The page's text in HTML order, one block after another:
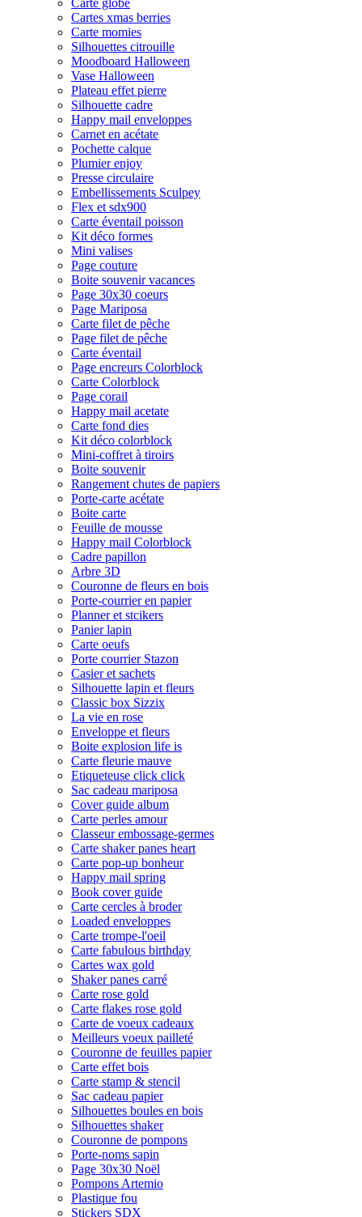
Carte globe
Cartes xmas berries
Carte momies
Silhouettes citrouille
Moodboard Halloween
Vase Halloween
Plateau effet pierre
Silhouette cadre
Happy mail enveloppes
Carnet en acétate
Pochette calque
Plumier enjoy
Presse circulaire
Embellissements Sculpey
Flex et sdx900
Carte éventail poisson
Kit déco formes
Mini valises
Page couture
Boite souvenir vacances
Page 30x30 coeurs
Page Mariposa
Carte filet de pêche
Page filet de pêche
Carte éventail
Page encreurs Colorblock
Carte Colorblock
Page corail
Happy mail acetate
Carte fond dies
Kit déco colorblock
Mini-coffret à tiroirs
Boite souvenir
Rangement chutes de papiers
Porte-carte acétate
Boite carte
Feuille de mousse
Happy mail Colorblock
Cadre papillon
Arbre 3D
Couronne de fleurs en bois
Porte-courrier en papier
Planner et stcikers
Panier lapin
Carte oeufs
Porte courrier Stazon
Casier et sachets
Silhouette lapin et fleurs
Classic box Sizzix
La vie en rose
Enveloppe et fleurs
Boite explosion life is
Carte fleurie mauve
Etiqueteuse click click
Sac cadeau mariposa
Cover guide album
Carte perles amour
Classeur embossage-germes
Carte shaker panes heart
Carte pop-up bonheur
Happy mail spring
Book cover guide
Carte cercles à broder
Loaded enveloppes
Carte trompe-l'oeil
Carte fabulous birthday
Cartes wax gold
Shaker panes carré
Carte rose gold
Carte flakes rose gold
Carte de voeux cadeaux
Meilleurs voeux pailleté
Couronne de feuilles papier
Carte effet bois
Carte stamp & stencil
Sac cadeau papier
Silhouettes boules en bois
Silhouettes shaker
Couronne de pompons
Porte-noms sapin
Page 30x30 Noël
Pompons Artemio
Plastique fou
Stickers SDX